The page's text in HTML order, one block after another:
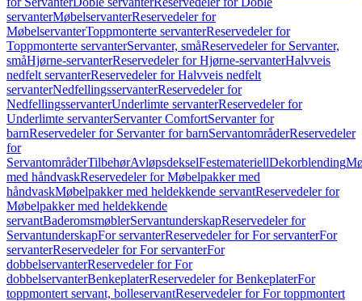
servanterMøbelservanterReservedeler for
MøbelservanterToppmonterte servanterReservedeler for
Toppmonterte servanterServanter, småReservedeler for Servanter,
småHjørne-servanterReservedeler for Hjørne-servanterHalvveis
nedfelt servanterReservedeler for Halvveis nedfelt
servanterNedfellingsservanterReservedeler for
NedfellingsservanterUnderlimte servanterReservedeler for
Underlimte servanterServanter ComfortServanter for
barnReservedeler for Servanter for barnServantområderReservedeler
for
ServantområderTilbehørAvløpsdekselFestemateriellDekorblending
med håndvaskReservedeler for Møbelpakker med
håndvaskMøbelpakker med heldekkende servantReservedeler for
Møbelpakker med heldekkende
servantBaderomsmøblerServantunderskapReservedeler for
ServantunderskapFor servanterReservedeler for For servanterFor
servanterReservedeler for For servanterFor
dobbelservanterReservedeler for For
dobbelservanterBenkeplaterReservedeler for BenkeplaterFor
toppmontert servant, bolleservantReservedeler for For toppmontert